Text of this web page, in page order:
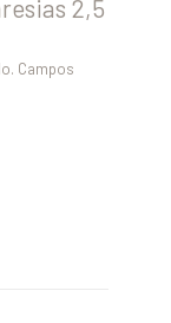
2,5
Campos